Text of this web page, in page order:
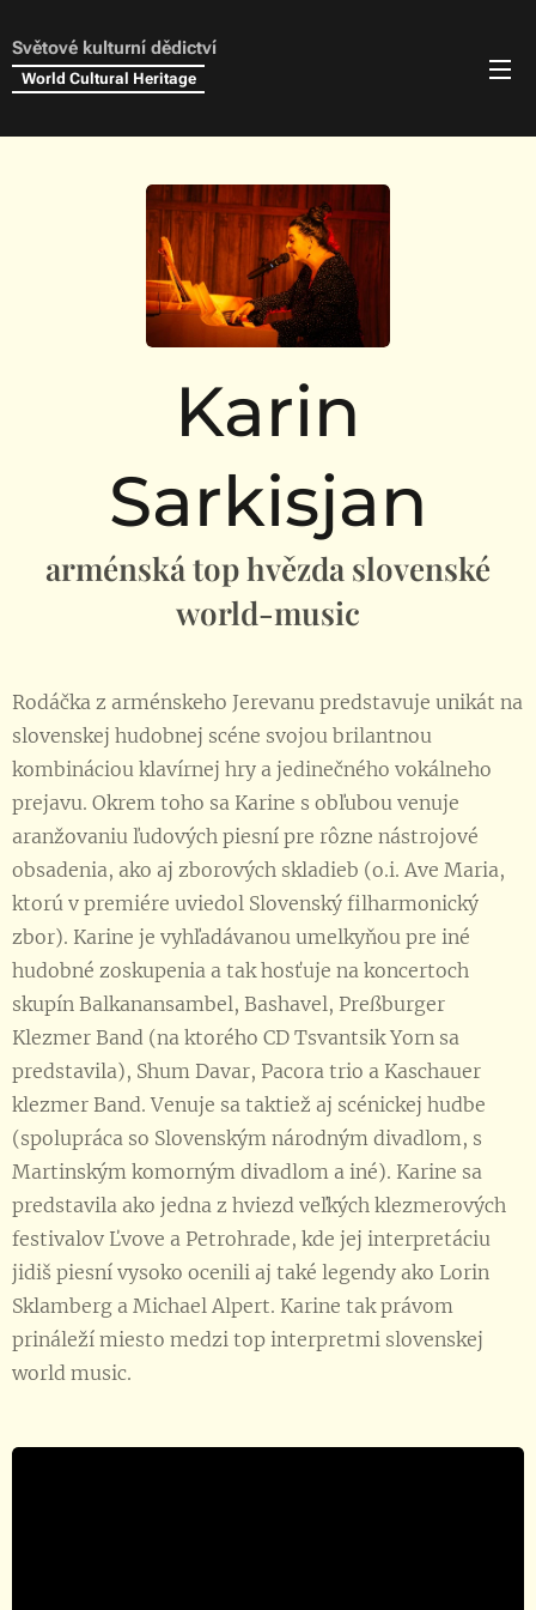
Světové kulturní dědictví
World Cultural Heritage
Karin
Sarkisjan
arménská top hvězda slovenské
world-music
Rodáčka z arménskeho Jerevanu predstavuje unikát na
slovenskej hudobnej scéne svojou brilantnou
kombináciou klavírnej hry a jedinečného vokálneho
prejavu. Okrem toho sa Karine s obľubou venuje
aranžovaniu ľudových piesní pre rôzne nástrojové
obsadenia, ako aj zborových skladieb (o.i. Ave Maria,
ktorú v premiére uviedol Slovenský filharmonický
zbor). Karine je vyhľadávanou umelkyňou pre iné
hudobné zoskupenia a tak hosťuje na koncertoch
skupín Balkanansambel, Bashavel, Preßburger
Klezmer Band (na ktorého CD Tsvantsik Yorn sa
predstavila), Shum Davar, Pacora trio a Kaschauer
klezmer Band. Venuje sa taktiež aj scénickej hudbe
(spolupráca so Slovenským národným divadlom, s
Martinským komorným divadlom a iné). Karine sa
predstavila ako jedna z hviezd veľkých klezmerových
festivalov Ľvove a Petrohrade, kde jej interpretáciu
jidiš piesní vysoko ocenili aj také legendy ako Lorin
Sklamberg a Michael Alpert. Karine tak právom
prináleží miesto medzi top interpretmi slovenskej
world music.